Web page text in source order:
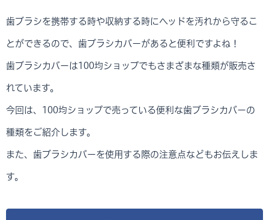
歯ブラシを携帯する時や収納する時にヘッドを汚れから守るこ
とができるので、歯ブラシカバーがあると便利ですよね！
歯ブラシカバーは100均ショップでもさまざまな種類が販売さ
れています。
今回は、100均ショップで売っている便利な歯ブラシカバーの
種類をご紹介します。
また、歯ブラシカバーを使用する際の注意点などもお伝えしま
す。